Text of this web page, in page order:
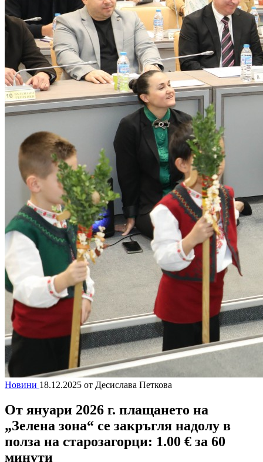
Новини 18.12.2025 от Десислава Петкова
От януари 2026 г. плащането на
„Зелена зона“ се закръгля надолу в
полза на старозагорци: 1.00 € за 60
минути